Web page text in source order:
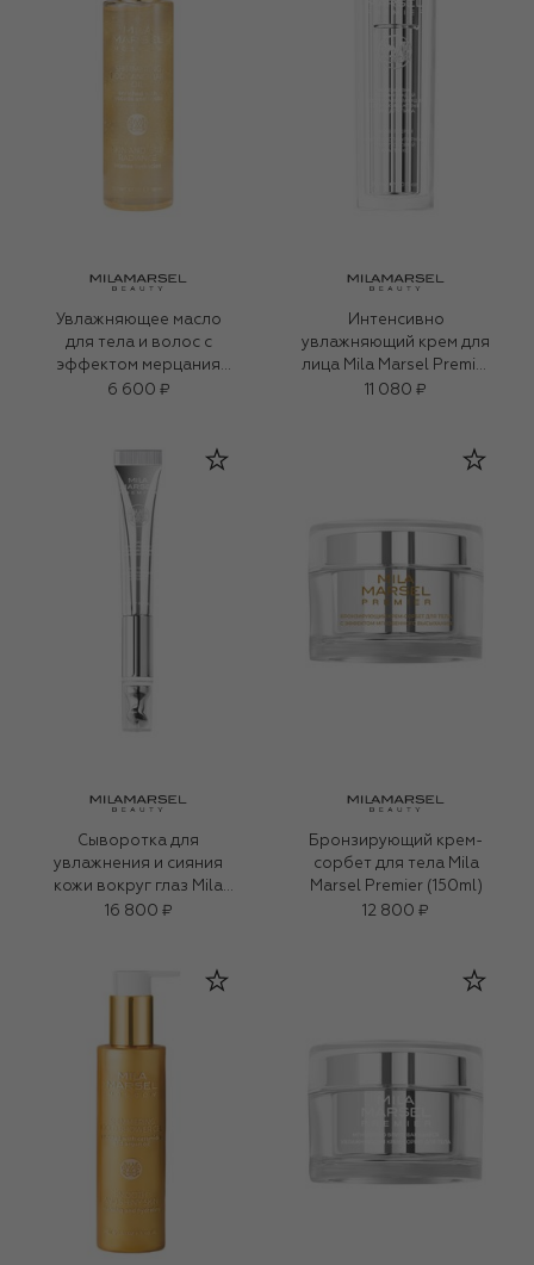
Увлажняющее масло
для тела и волос с
эффектом мерцания
(150ml)
6 600 ₽
Интенсивно
увлажняющий крем для
лица Mila Marsel Premier
(30ml)
11 080 ₽
Сыворотка для
увлажнения и сияния
кожи вокруг глаз Mila
Marsel Premier (18ml)
16 800 ₽
Бронзирующий крем-
сорбет для тела Mila
Marsel Premier (150ml)
12 800 ₽